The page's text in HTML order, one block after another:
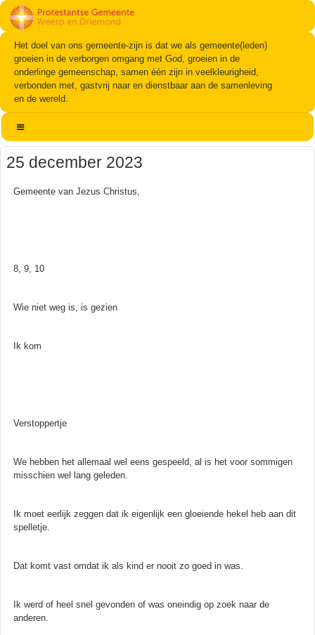
Het doel van ons gemeente-zijn is dat we als gemeente(leden)
groeien in de verborgen omgang met God, groeien in de
onderlinge gemeenschap, samen één zijn in veelkleurigheid,
verbonden met, gastvrij naar en dienstbaar aan de samenleving
en de wereld.
25 december 2023
Gemeente van Jezus Christus,
8, 9, 10
Wie niet weg is, is gezien
Ik kom
Verstoppertje
We hebben het allemaal wel eens gespeeld, al is het voor sommigen
misschien wel lang geleden.
Ik moet eerlijk zeggen dat ik eigenlijk een gloeiende hekel heb aan dit
spelletje.
Dat komt vast omdat ik als kind er nooit zo goed in was.
Ik werd of heel snel gevonden of was oneindig op zoek naar de
anderen.